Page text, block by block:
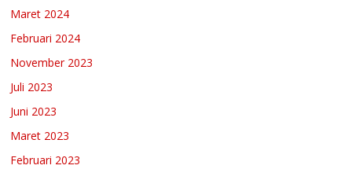
Maret 2024
Februari 2024
November 2023
Juli 2023
Juni 2023
Maret 2023
Februari 2023